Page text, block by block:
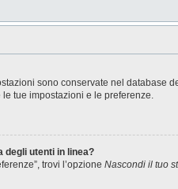
sono conservate nel database
tue impostazioni e le preferenze.
degli utenti in linea?
trovi l’opzione Nascondi il tuo